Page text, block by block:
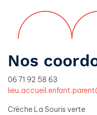
Nos
06 71 92 58 63
Crèche La Souris verte